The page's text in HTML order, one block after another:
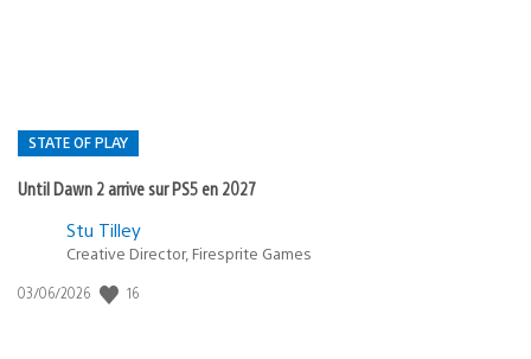
STATE OF PLAY
Until Dawn 2 arrive sur PS5 en 2027
Postée
:
Stu Tilley
Creative Director, Firesprite Games
Date
03/06/2026 16